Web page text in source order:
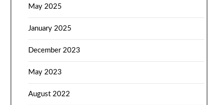
May 2025
January 2025
December 2023
May 2023
August 2022